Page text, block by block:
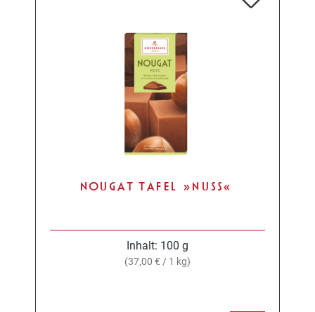
NOUGAT TAFEL »NUSS«
Inhalt: 100 g
(37,00 € / 1 kg)